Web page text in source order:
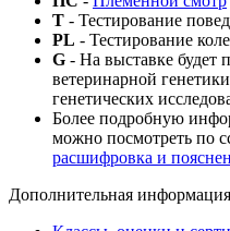
T - Тестирование
PL - Тестирование
G - На выставке будет
ветеринарной
генетических
Более подробную
можно посмотреть по
расшифровка и
Дополнительная